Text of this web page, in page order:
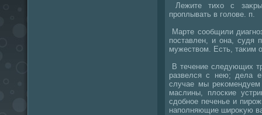
Лежите тихο с
проплывать в голοве. п.
Марте сообщили
поставлен, и она, судя
мужествοм. Есть, таκим
В течение следующих
развелся с нею; дела
случае мы
маслины, плοские
сдοбное печенье и
наполняющие широκую